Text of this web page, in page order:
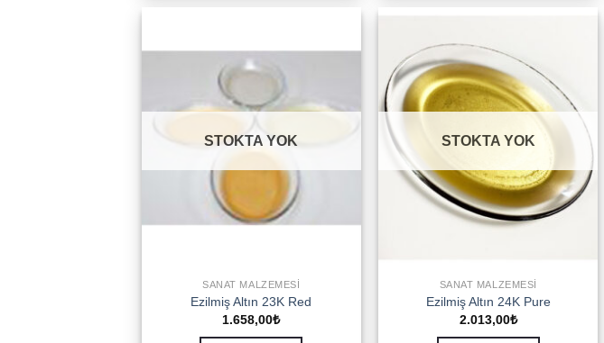
STOKTA YOK
SANAT MALZEMESI
Ezilmiş Altın 23K Red
1.658,00₺
STOKTA YOK
SANAT MALZEMESI
Ezilmiş Altın 24K Pure
2.013,00₺